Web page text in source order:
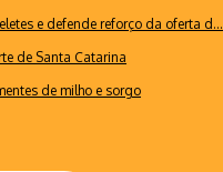
e defende reforço da oferta d...
de Santa Catarina
de milho e sorgo